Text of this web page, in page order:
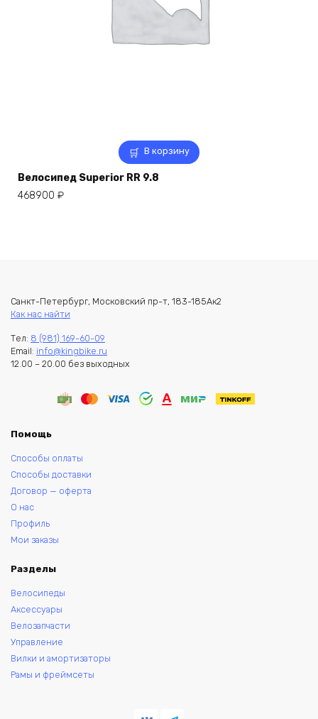
В корзину
Велосипед Superior RR 9.8
468900 ₽
Санкт-Петербург, Московский пр-т, 183-185Ак2
Как нас найти
Тел: 8 (981) 169-60-09
Email: info@kingbike.ru
12.00 – 20.00 без выходных
Помощь
Способы оплаты
Способы доставки
Договор — оферта
О нас
Профиль
Мои заказы
Разделы
Велосипеды
Аксессуары
Велозапчасти
Управление
Вилки и амортизаторы
Рамы и фреймсеты